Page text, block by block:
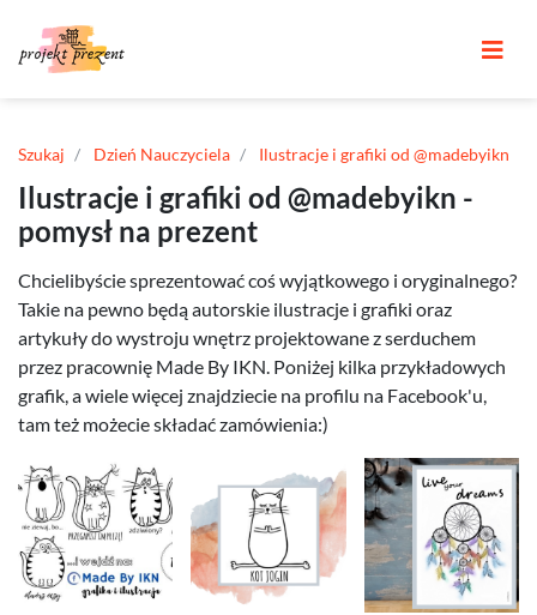
Szukaj Dzień Nauczyciela Ilustracje i grafiki od @madebyikn
Ilustracje i grafiki od @madebyikn -
pomysł na prezent
Chcielibyście sprezentować coś wyjątkowego i oryginalnego?
Takie na pewno będą autorskie ilustracje i grafiki oraz
artykuły do wystroju wnętrz projektowane z serduchem
przez pracownię Made By IKN. Poniżej kilka przykładowych
grafik, a wiele więcej znajdziecie na profilu na Facebook'u,
tam też możecie składać zamówienia:)